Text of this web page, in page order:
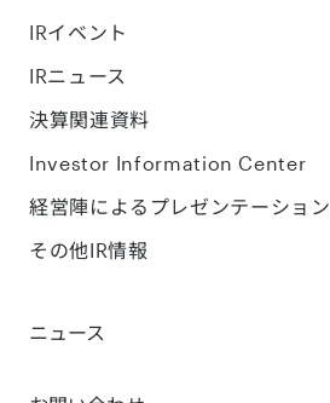
IRイベント
IRニュース
決算関連資料
Investor Information Center
経営陣によるプレゼンテーション
その他IR情報
ニュース